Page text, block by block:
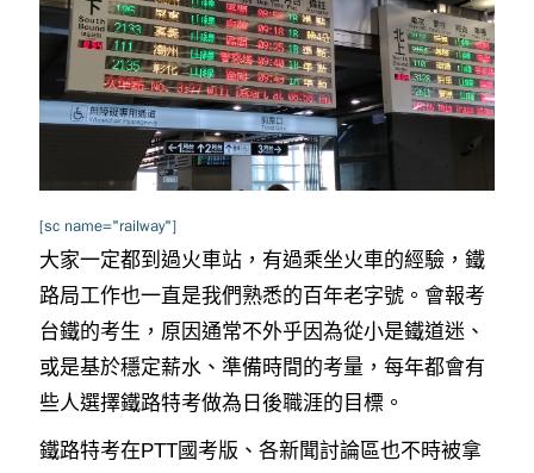
[sc name="railway"]
大家一定都到過火車站，有過乘坐火車的經驗，鐵
路局工作也一直是我們熟悉的百年老字號。會報考
台鐵的考生，原因通常不外乎因為從小是鐵道迷、
或是基於穩定薪水、準備時間的考量，每年都會有
些人選擇鐵路特考做為日後職涯的目標。
鐵路特考在PTT國考版、各新聞討論區也不時被拿